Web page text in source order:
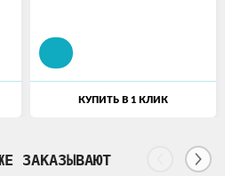
КУПИТЬ В 1 КЛИК
ЗАКАЗЫВАЮТ